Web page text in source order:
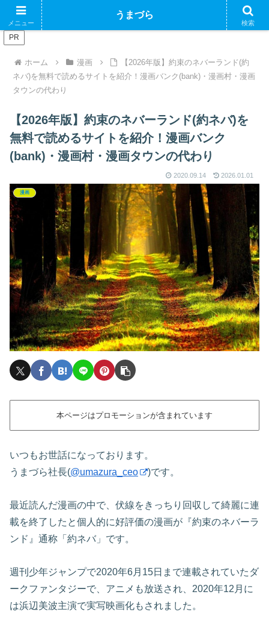
ブログで収益化できるかやってみるブログ
PR
ホーム 漫画
【2026年版】約束のネバーランド(約
ネバ)を無料で読めるサイトを紹介！漫画バンク(bank)・漫画村・漫画
タウンの代わり
【2026年版】約束のネバーランド(約ネバ)を
無料で読めるサイトを紹介！漫画バンク
(bank)・漫画村・漫画タウンの代わり
2020.09.14 2026.01.01
漫画
本ページはプロモーションが含まれています
いつもお世話になっております。
うまづら社長(@umazura_ceo )です。
最近読んだ漫画の中で、伏線をきっちり回収して綺麗に連
載を終了したと個人的に好評価の漫画が『約束のネバーラ
ンド』通称「約ネバ」です。
週刊少年ジャンプで2020年6月15日まで連載されていたダ
ークファンタジーで、アニメも放送され、2020年12月に
は浜辺美波主演で実写映画化もされました。
メニュー
うまづら
検索